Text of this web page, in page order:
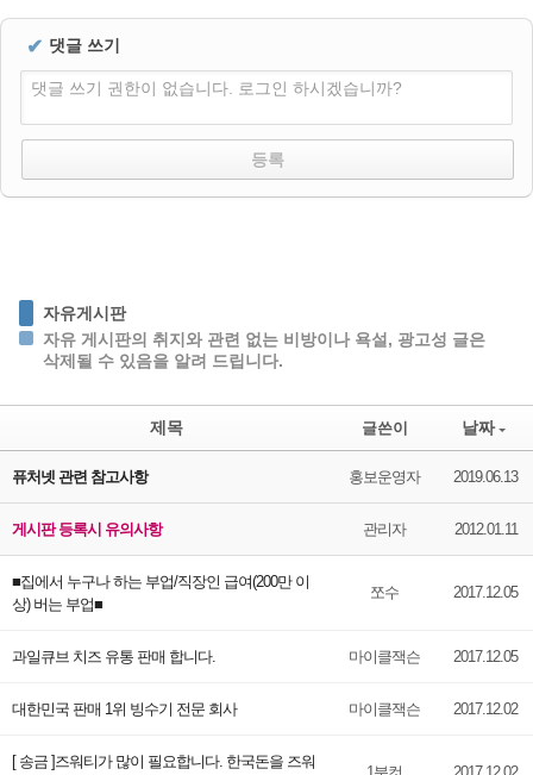
✔ 댓글 쓰기
댓글 쓰기 권한이 없습니다. 로그인 하시겠습니까?
자유게시판
자유 게시판의 취지와 관련 없는 비방이나 욕설, 광고성 글은
삭제될 수 있음을 알려 드립니다.
제목 글쓴이 날짜
퓨처넷 관련 참고사항 홍보운영자 2019.06.13
게시판 등록시 유의사항 관리자 2012.01.11
■집에서 누구나 하는 부업/직장인 급여(200만 이
상) 버는 부업■
쪼수 2017.12.05
과일큐브 치즈 유통 판매 합니다. 마이클잭슨 2017.12.05
대한민국 판매 1위 빙수기 전문 회사 마이클잭슨 2017.12.02
[ 송금 ]즈워티가 많이 필요합니다. 한국돈을 즈워